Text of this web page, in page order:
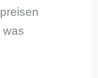
was